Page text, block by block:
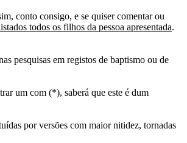
conto consigo, e se quiser comentar ou
todos os filhos da pessoa apresentada.
pesquisas em registos de baptismo ou de
um com (*), saberá que este é dum
por versões com maior nitidez, tornadas